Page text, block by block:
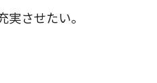
させたい。